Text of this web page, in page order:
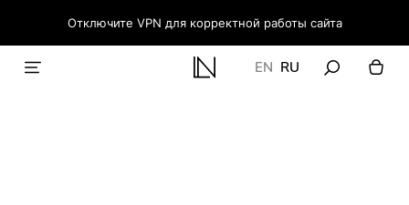
Отключите VPN для корректной работы сайта
EN RU